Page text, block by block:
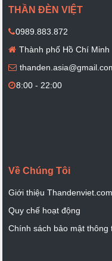
THẦN ĐÈN VIỆT
0989.883.872
Thành phố Hồ Chí Minh
8:00 - 22:00
Về Chúng Tôi
Giới thiệu Thandenviet.com
Quy chế hoạt động
Chính sách bảo mật thông